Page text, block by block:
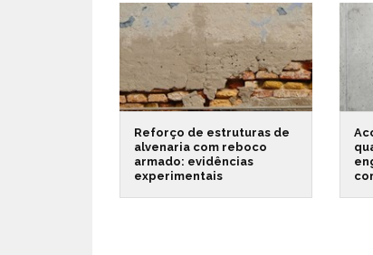
Reforço de estruturas de
alvenaria com reboco
armado: evidências
experimentais